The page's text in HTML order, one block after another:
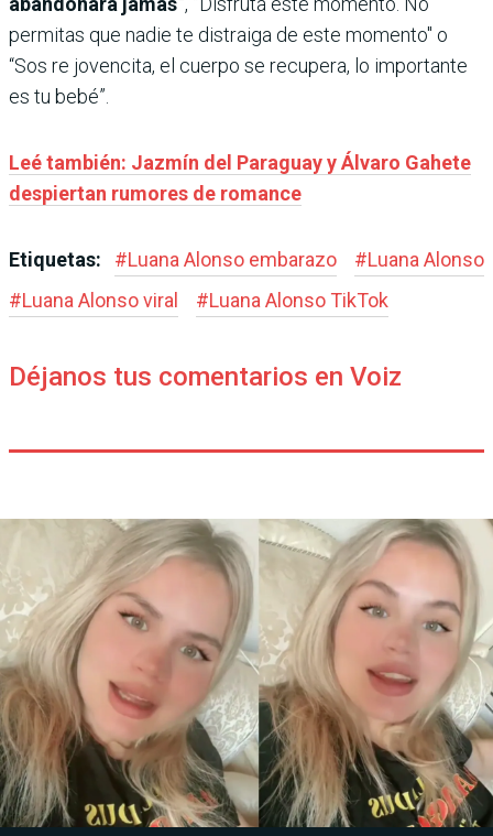
permitas que nadie te distraiga de este momento" o
“Sos re jovencita, el cuerpo se recupera, lo importante
es tu bebé”.
Leé también: Jazmín del Paraguay y Álvaro Gahete
despiertan rumores de romance
Etiquetas: #Luana Alonso embarazo #Luana Alonso
#Luana Alonso viral #Luana Alonso TikTok
Déjanos tus comentarios en Voiz